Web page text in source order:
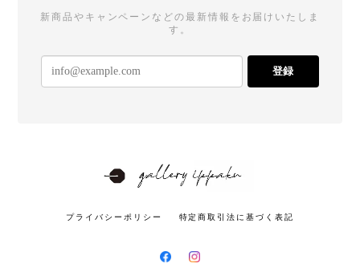
新商品やキャンペーンなどの最新情報をお届けいたしま
す。
登録
プライバシーポリシー 特定商取引法に基づく表記